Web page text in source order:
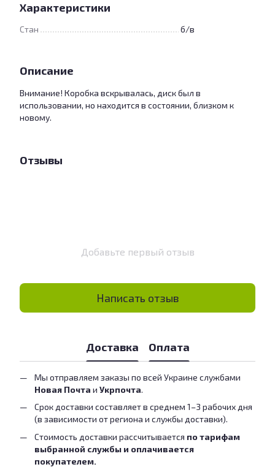
Характеристики
Стан б/в
Описание
Внимание! Коробка вскрывалась, диск был в
использовании, но находится в состоянии, близком к
новому.
Отзывы
Добавьте первый отзыв
Написать отзыв
Доставка Оплата
Мы отправляем заказы по всей Украине службами
Новая Почта и Укрпочта.
Срок доставки составляет в среднем 1–3 рабочих дня
(в зависимости от региона и службы доставки).
Стоимость доставки рассчитывается по тарифам
выбранной службы и оплачивается
покупателем.